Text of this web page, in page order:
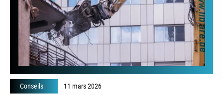
Conseils 11 mars 2026